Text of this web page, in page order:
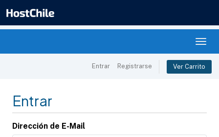
Entrar Registrarse Ver Carrito
Entrar
Dirección de E-Mail